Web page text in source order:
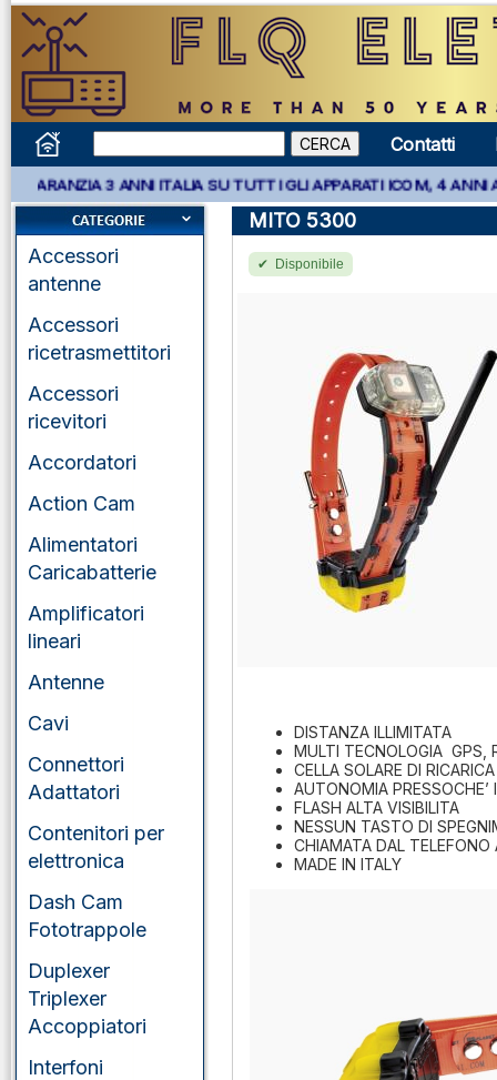
Contatti
3 ANNI ITALIA SU TUTTI GLI APPARATI ICOM, 4 ANNI APPARATI
Accessori
antenne
Accessori
ricetrasmettitori
Accessori
ricevitori
Accordatori
Action Cam
Alimentatori
Caricabatterie
Amplificatori
lineari
Antenne
Cavi
Connettori
Adattatori
Contenitori per
elettronica
Dash Cam
Fototrappole
Duplexer
Triplexer
Accoppiatori
Interfoni
MITO 5300
Disponibile
DISTANZA ILLIMITATA
MULTI TECNOLOGIA GPS,
CELLA SOLARE DI RICARICA
AUTONOMIA PRESSOCHE’
FLASH ALTA VISIBILITA
NESSUN TASTO DI
CHIAMATA DAL TELEFONO
MADE IN ITALY